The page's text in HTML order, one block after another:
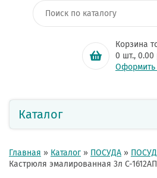
Корзина
0 шт., 0.00
Оформить
Каталог
Главная » Каталог » ПОСУДА »
Кастрюля эмалированная 3л С-